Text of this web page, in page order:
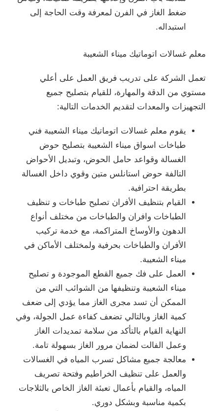
ضغط الغاز في الفرن لمعرفة وقت الحاجة إلى
استبداله.
معلم غسالات اتوماتيك ميناء الشعيبة
تعمل الشركة على تدريب فريق العمل على أعلي
مستوي من الدقة والمهارة، للقيام بتصليح جميع
التجهيزات والمعدات لتقديم الخدمات التالية:
يقوم معلم غسالات اتوماتيك ميناء الشعيبة فني
طباخات اسواق ميناء الشعيبة بتصليح حوض
الغسالة وقواعد حامل الحوض، وتبديل الأحواض
التالفة حوض استانلس متين وقوي داخل الغسالة
بطريقة احترافية.
القيام بتنظيف الأفران تصليح طباخات و تنظيف
الطباخات وافران والطباخات من مختلف أنواع
الدهون والأوساخ المتراكمة، مع خدمة تركيب
الأفران والطباخات بحرفية ولمختلف الأماكن في
ميناء الشعيبة.
العمل على فك جميع القطع الموجودة و تصليح
ميناء الشعيبة وتنظيفها من الشوائب التي من
الممكن أن تسد مجرى الغاز مما يؤدي إلى ضعف
كمية الغاز وبالتالي تضعف كفاءة عمل الجولة، وفي
النهاية القيام بالتأكد من سلامة تمديدات الغاز
وعمل الفالت لضمان مرور الغاز بسهولة تامة.
معالجة جميع مشاكل تسرب المياه في الغسالات
والعمل على تنظيف الخراطيم وفتحة تصريف
المياه، والقيام بأعمال تعبئة الغاز الخاص بالثلاجات
بكمية مناسبة وبشكل دوري.